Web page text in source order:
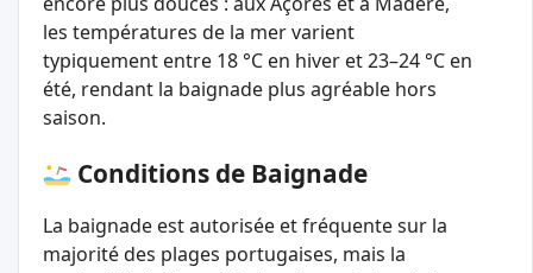
les températures de la mer varient
typiquement entre 18 °C en hiver et 23–24 °C en
été, rendant la baignade plus agréable hors
saison.
Conditions de Baignade
La baignade est autorisée et fréquente sur la
majorité des plages portugaises, mais la